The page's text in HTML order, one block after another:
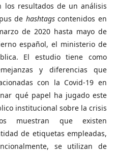
los resultados de un análisis
de hashtagscontenidos en
de 2020 hasta mayo de
español, el ministerio de
El estudio tiene como
y diferencias que
con la Covid-19 en
qué papel ha jugado este
institucional sobre la crisis
muestran que existen
de etiquetas empleadas,
se utilizan de